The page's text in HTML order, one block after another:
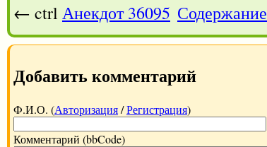
← ctrl Анекдот 36095 Содержание
Добавить комментарий
Ф.И.О. (Авторизация/Регистрация)
Комментарий (bbCode)